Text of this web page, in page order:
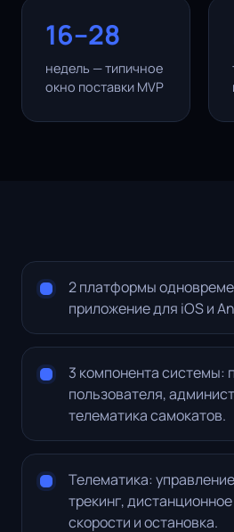
16–28
недель — типичное
окно поставки MVP
2 платформы
приложение для iOS и
3 компонента системы:
пользователя,
телематика самокатов.
Телематика:
трекинг,
скорости и остановка.